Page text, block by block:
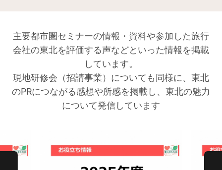
主要都市圏セミナーの情報・資料や参加した旅行
会社の東北を評価する声などといった情報を掲載
しています。
現地研修会（招請事業）についても同様に、東北
のPRにつながる感想や所感を掲載し、東北の魅力
について発信しています